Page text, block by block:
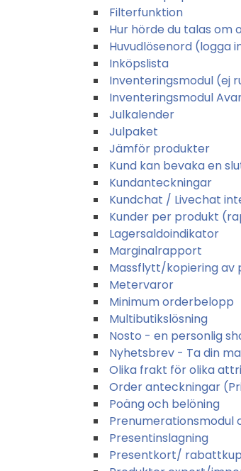
Filterfunktion
Hur hörde du talas om
Huvudlösenord (logga
Inköpslista
Inventeringsmodul (ej
Inventeringsmodul
Julkalender
Julpaket
Jämför produkter
Kund kan bevaka en
Kundanteckningar
Kundchat / Livechat
Kunder per produkt
Lagersaldoindikator
Marginalrapport
Massflytt/kopiering av
Metervaror
Minimum orderbelopp
Multibutikslösning
Nosto - en personlig
Nyhetsbrev - Ta din
Olika frakt för olika
Order anteckningar
Poäng och belöning
Prenumerationsmodul
Presentinslagning
Presentkort/